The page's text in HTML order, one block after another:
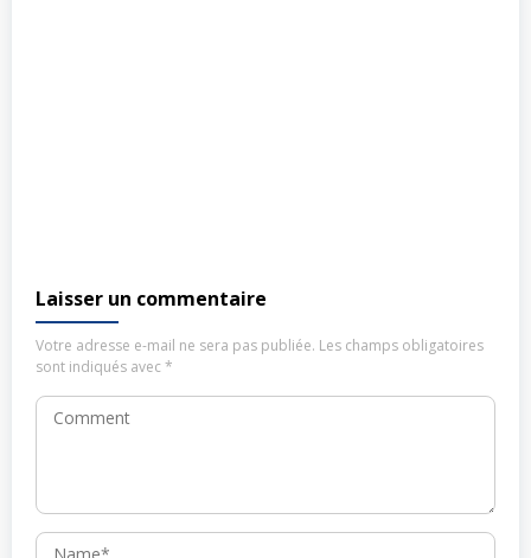
Laisser un commentaire
Votre adresse e-mail ne sera pas publiée. Les champs obligatoires
sont indiqués avec*